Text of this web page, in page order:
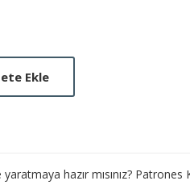
Ekle
yaratmaya hazır mısınız? Patrones